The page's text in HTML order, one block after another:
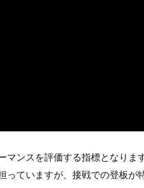
ンスを評価する指標となります
っていますが、接戦での登板が